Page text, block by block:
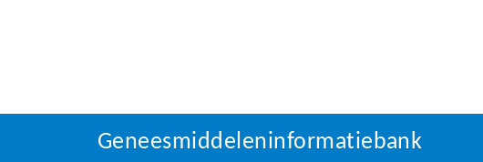
Geneesmiddeleninformatiebank
U
Geneesmiddeleninformatiebank